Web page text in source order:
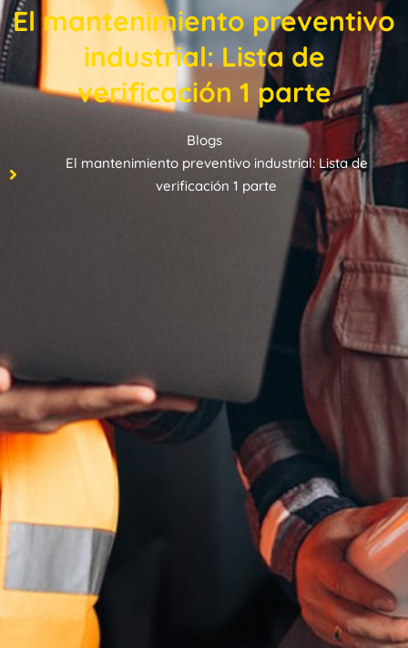
El mantenimiento preventivo
industrial: Lista de
verificación 1 parte
Blogs
El mantenimiento preventivo industrial: Lista de
verificación 1 parte